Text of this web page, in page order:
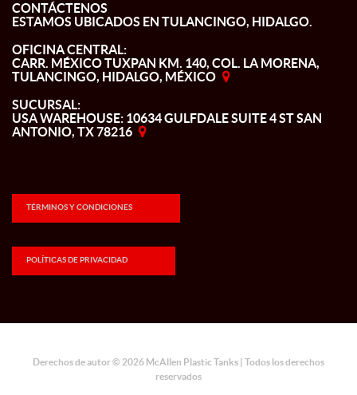
CONTÁCTENOS
ESTAMOS UBICADOS EN TULANCINGO, HIDALGO.
OFICINA CENTRAL:
CARR. MÉXICO TUXPAN KM. 140, COL. LA MORENA,
TULANCINGO, HIDALGO, MÉXICO
SUCURSAL:
USA WAREHOUSE: 10634 GULFDALE SUITE 4 ST SAN
ANTONIO, TX 78216
TÉRMINOS Y CONDICIONES
POLÍTICAS DE PRIVACIDAD
Derechos de autor © 2026 McAllen Plastic Tanks | Todos los derechos
reservados